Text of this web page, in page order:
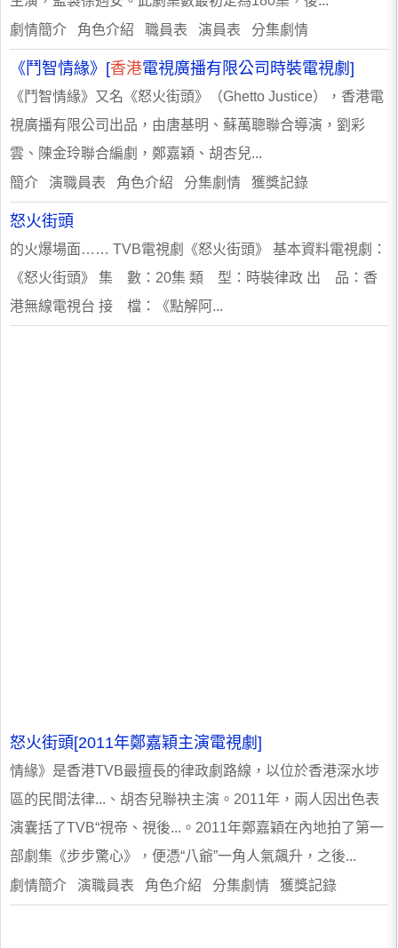
劇情簡介 角色介紹 職員表 演員表 分集劇情
《鬥智情緣》[香港電視廣播有限公司時裝電視劇]
《鬥智情緣》又名《怒火街頭》（Ghetto Justice），香港電
視廣播有限公司出品，由唐基明、蘇萬聰聯合導演，劉彩
雲、陳金玲聯合編劇，鄭嘉穎、胡杏兒...
簡介 演職員表 角色介紹 分集劇情 獲獎記錄
怒火街頭
的火爆場面…… TVB電視劇《怒火街頭》 基本資料電視劇：
《怒火街頭》 集 數：20集 類 型：時裝律政 出 品：香
港無線電視台 接 檔：《點解阿...
怒火街頭[2011年鄭嘉穎主演電視劇]
情緣》是香港TVB最擅長的律政劇路線，以位於香港深水埗
區的民間法律...、胡杏兒聯袂主演。2011年，兩人因出色表
演囊括了TVB“視帝、視後...。2011年鄭嘉穎在內地拍了第一
部劇集《步步驚心》，便憑“八爺”一角人氣飆升，之後...
劇情簡介 演職員表 角色介紹 分集劇情 獲獎記錄